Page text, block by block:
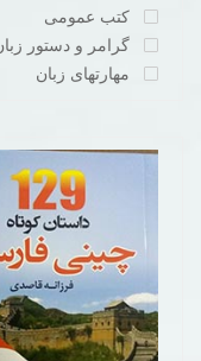
کتب عمومی
گرامر و دستور زبان
مهارتهای زبان